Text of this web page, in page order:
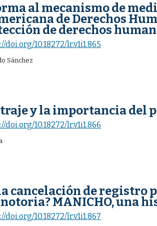
al mecanismo de
de Derechos
de derechos
doi.org/10.18272/lr.v1i1.865
Sánchez
y la importancia del
doi.org/10.18272/lr.v1i1.866
cancelación de registro
MANICHO, una
doi.org/10.18272/lr.v1i1.867